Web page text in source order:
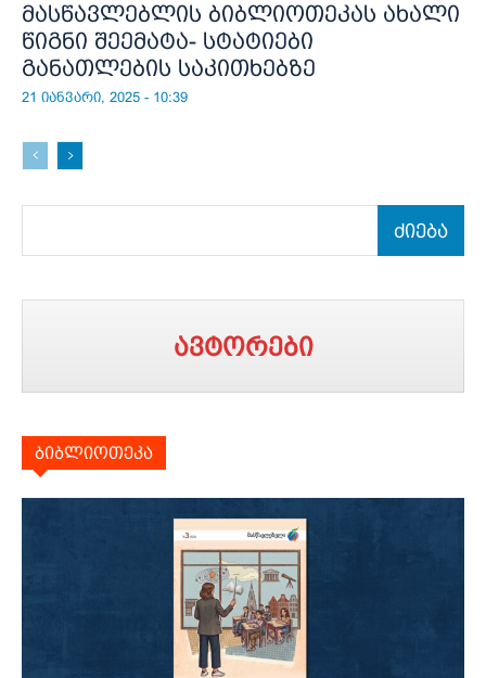
მასწავლებლის ბიბლიოთეკას ახალი
წიგნი შეემატა- სტატიები
განათლების საკითხებზე
21 იანვარი, 2025 - 10:39
ძიება
ავტორები
ბიბლიოთეკა